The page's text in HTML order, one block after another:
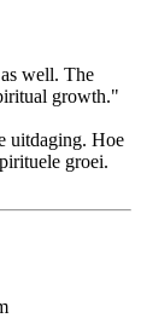
well. The
growth."
uitdaging. Hoe
groei.